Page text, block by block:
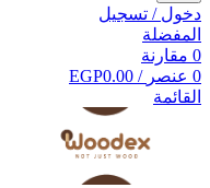
دخول / تسجيل
المفضلة
0 مقارنة
0 عنصر /
EGP0.00
القائمة